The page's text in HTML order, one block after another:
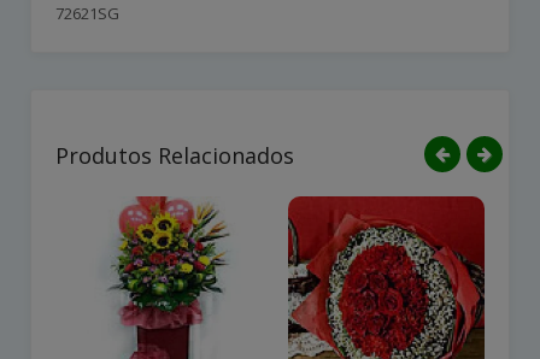
72621SG
Produtos Relacionados